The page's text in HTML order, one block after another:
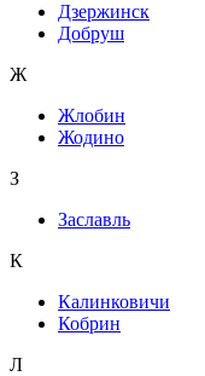
Дзержинск
Добруш
Ж
Жлобин
Жодино
З
Заславль
К
Калинковичи
Кобрин
Л